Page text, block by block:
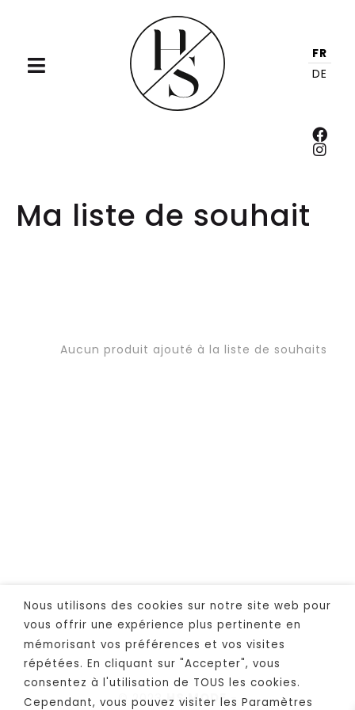
FR
DE
Ma liste de souhait
Aucun produit ajouté à la liste de souhaits
© 2023HS MODE-
Nous utilisons des cookies sur notre site web pour
vous offrir une expérience plus pertinente en
mémorisant vos préférences et vos visites
répétées. En cliquant sur "Accepter", vous
consentez à l'utilisation de TOUS les cookies.
Cependant, vous pouvez visiter les Paramètres